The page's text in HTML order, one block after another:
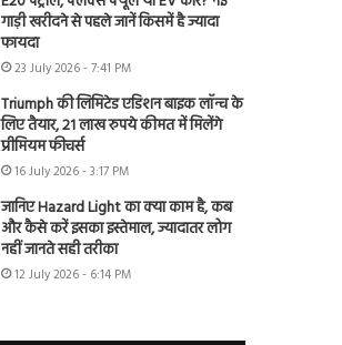
गाड़ी खरीदने से पहले जानें किसमें है ज्यादा
फायदा
23 July 2026 - 7:41 PM
Triumph की लिमिटेड एडिशन बाइक लॉन्च के
लिए तैयार, 21 लाख रुपये कीमत में मिलेंगे
प्रीमियम फीचर्स
16 July 2026 - 3:17 PM
जानिए Hazard Light का क्या काम है, कब
और कैसे करें इसका इस्तेमाल, ज्यादातर लोग
नहीं जानते सही तरीका
12 July 2026 - 6:14 PM